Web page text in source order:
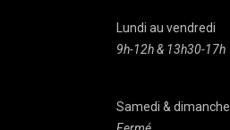
Lundi au vendredi
9h-12h & 13h30-17h
Samedi & dimanche